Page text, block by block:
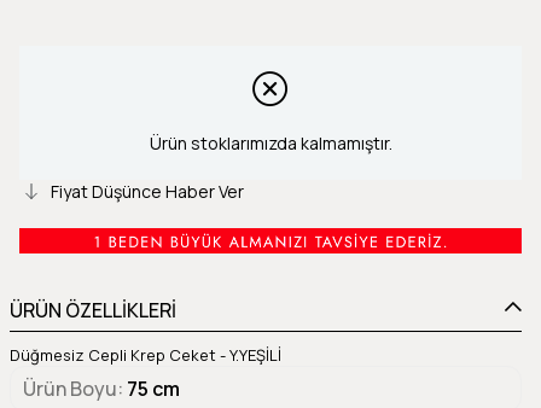
Ürün stoklarımızda kalmamıştır.
Fiyat Düşünce Haber Ver
ÜRÜN ÖZELLİKLERİ
Düğmesiz Cepli Krep Ceket - Y.YEŞİLİ
Ürün Boyu 75 cm